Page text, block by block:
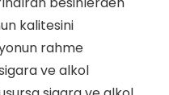
kalitesini
rahme
ve alkol